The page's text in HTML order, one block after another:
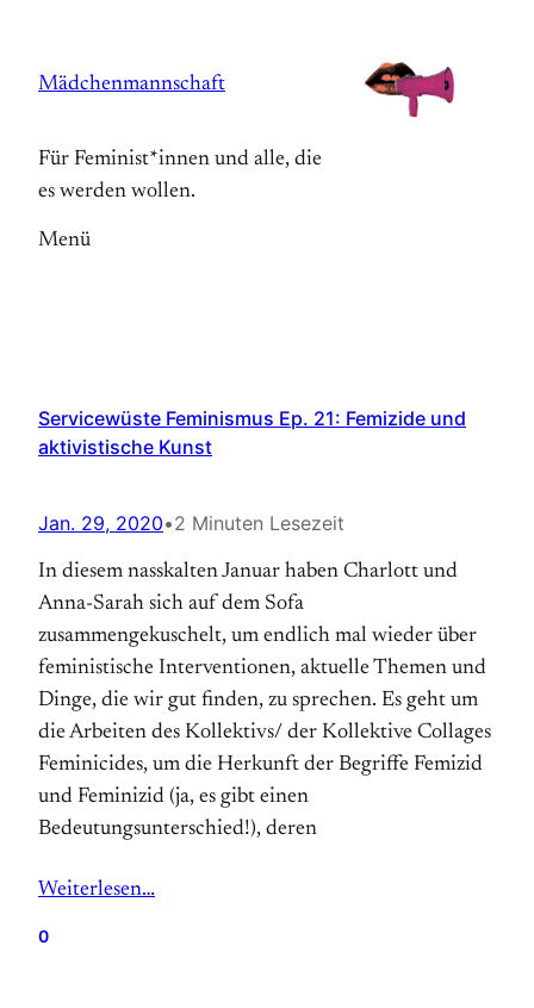
springen
Mädchenmannschaft
Für Feminist*innen und alle, die
es werden wollen.
Menü
Servicewüste Feminismus Ep. 21: Femizide und
aktivistische Kunst
Jan. 29, 2020•2 Minuten Lesezeit
In diesem nasskalten Januar haben Charlott und
Anna-Sarah sich auf dem Sofa
zusammengekuschelt, um endlich mal wieder über
feministische Interventionen, aktuelle Themen und
Dinge, die wir gut finden, zu sprechen. Es geht um
die Arbeiten des Kollektivs/ der Kollektive Collages
Feminicides, um die Herkunft der Begriffe Femizid
und Feminizid (ja, es gibt einen
Bedeutungsunterschied!), deren
Weiterlesen…
0